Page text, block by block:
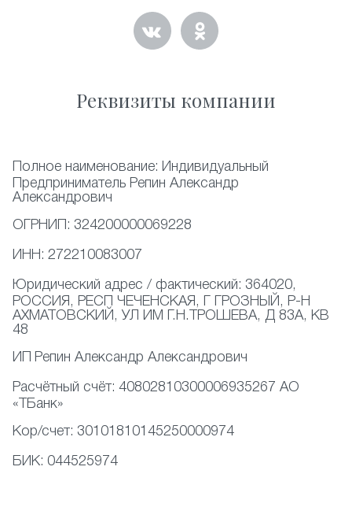
Реквизиты компании
Полное наименование: Индивидуальный
Предприниматель Репин Александр
Александрович
ОГРНИП: 324200000069228
ИНН: 272210083007
Юридический адрес / фактический: 364020,
РОССИЯ, РЕСП ЧЕЧЕНСКАЯ, Г ГРОЗНЫЙ, Р-Н
АХМАТОВСКИЙ, УЛ ИМ Г.Н.ТРОШЕВА, Д 83А, КВ
48
ИП Репин Александр Александрович
Расчётный счёт: 40802810300006935267 АО
«ТБанк»
Кор/счет: 30101810145250000974
БИК: 044525974